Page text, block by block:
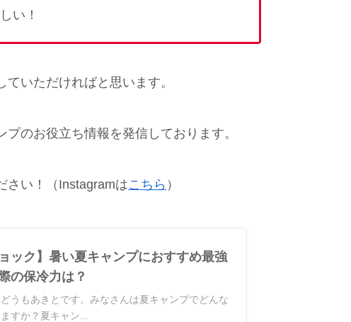
い！
いただければと思います。
プのお役立ち情報を発信しております。
さい！（Instagramはこちら ）
ック】暑い夏キャンプにおすすめ最強
の保冷力は？
うもあきとです。みなさんは夏キャンプでどんな
すか？夏キャン...